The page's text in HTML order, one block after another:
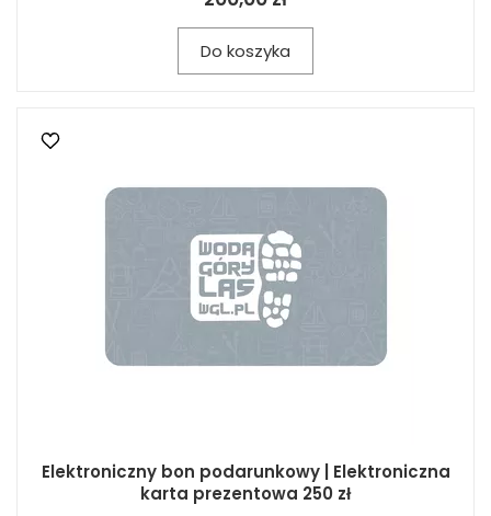
Do koszyka
Elektroniczny bon podarunkowy | Elektroniczna
karta prezentowa 250 zł